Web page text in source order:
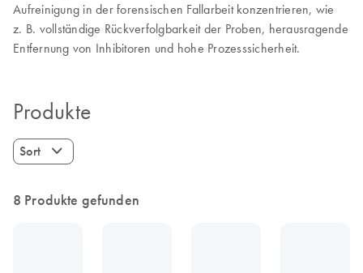
Aufreinigung in der forensischen Fallarbeit konzentrieren, wie
z. B. vollständige Rückverfolgbarkeit der Proben, herausragende
Entfernung von Inhibitoren und hohe Prozesssicherheit.
Produkte
Sort
8 Produkte gefunden